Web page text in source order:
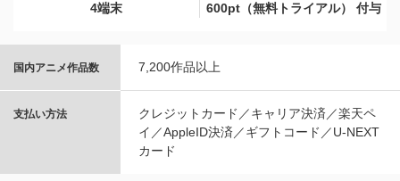
4端末 600pt（無料トライアル） 付与
国内アニメ作品数 7,200作品以上
支払い方法
クレジットカード／キャリア決済／楽天ペ
イ／AppleID決済／ギフトコード／U-NEXT
カード